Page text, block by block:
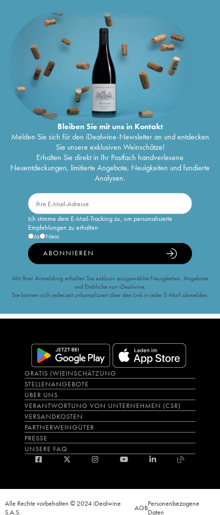
Bleiben Sie mit uns in Kontakt
Melden Sie sich für den iDealwine-Newsletter an und entdecken
Sie unsere exklusiven Weinschätze!
Erhalten Sie direkt in Ihr Postfach handverlesene
Neuentdeckungen, limitierte Angebote, Neuigkeiten und fundierte
Analysen.
Ich stimme dem E-Mail-Tracking zu, um personalisierte
Empfehlungen zu erhalten
Ja
Nein
ABONNIEREN
Mit Ihrer Anmeldung erhalten Sie exklusiv ausgewählte Neuigkeiten, Angebote
und Einblicke von iDealwine.
Sie können sich jederzeit unkompliziert über den Link in jeder E-Mail abmelden.
GRATIS (W)EINSCHÄTZUNG
STELLENANGEBOTE
ÜBER UNS
VERANTWORTUNG VON UNTERNEHMEN (CSR)
VERSANDKOSTEN
PARTNERWEINGÜTER
PRESSE
UNSERE FAQ
Alle Rechte vorbehalten © 2024 iDealwine
S.A.S.
AGBPersonenbezogene
Daten